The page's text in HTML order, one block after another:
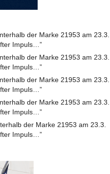
der Marke 21953 am 23.3.
Impuls…”
der Marke 21953 am 23.3.
Impuls…”
der Marke 21953 am 23.3.
Impuls…”
der Marke 21953 am 23.3.
Impuls…”
der Marke 21953 am 23.3.
Impuls…”